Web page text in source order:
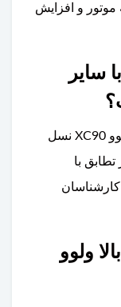
و افزایش
سایر
این بالانسر به صورت اختصاصی برای ولوو XC90 نسل
با
ولوو